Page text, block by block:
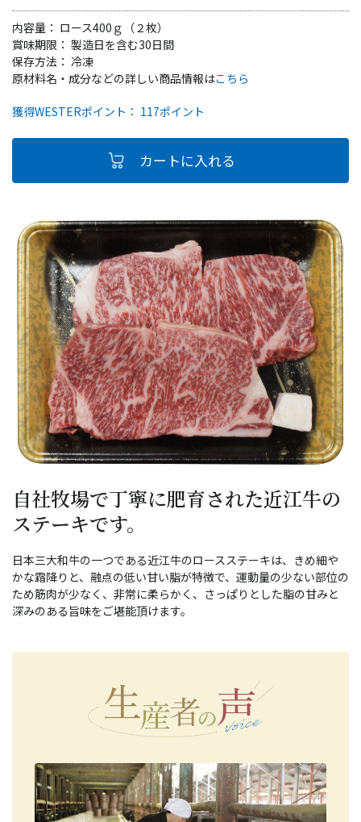
内容量： ロース400ｇ（２枚）
賞味期限： 製造日を含む30日間
保存方法： 冷凍
獲得WESTERポイント： 117ポイント
原材料名・成分などの詳しい商品情報はこちら
自社牧場で丁寧に肥育された近江牛の
ステーキです。
日本三大和牛の一つである近江牛のロースステーキは、きめ細や
かな霜降りと、融点の低い甘い脂が特徴で、運動量の少ない部位の
ため筋肉が少なく、非常に柔らかく、さっぱりとした脂の甘みと
深みのある旨味をご堪能頂けます。